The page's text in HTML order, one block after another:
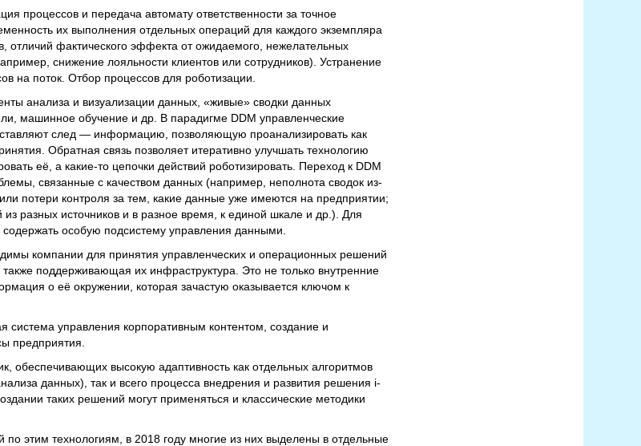
процессов и передача автомату ответственности за точное
их выполнения отдельных операций для каждого экземпляра
отличий фактического эффекта от ожидаемого, нежелательных
снижение лояльности клиентов или сотрудников). Устранение
на поток. Отбор процессов для роботизации.
анализа и визуализации данных, «живые» сводки данных
машинное обучение и др. В парадигме DDM управленческие
след — информацию, позволяющую проанализировать как
Обратная связь позволяет итеративно улучшать технологию
её, а какие-то цепочки действий роботизировать. Переход к DDM
связанные с качеством данных (например, неполнота сводок из-
потери контроля за тем, какие данные уже имеются на предприятии;
разных источников и в разное время, к единой шкале и др.). Для
особую подсистему управления данными.
компании для принятия управленческих и операционных решений
поддерживающая их инфраструктура. Это не только внутренние
о её окружении, которая зачастую оказывается ключом к
управления корпоративным контентом, создание и
предприятия.
обеспечивающих высокую адаптивность как отдельных алгоритмов
данных), так и всего процесса внедрения и развития решения i-
таких решений могут применяться и классические методики
этим технологиям, в 2018 году многие из них выделены в отдельные